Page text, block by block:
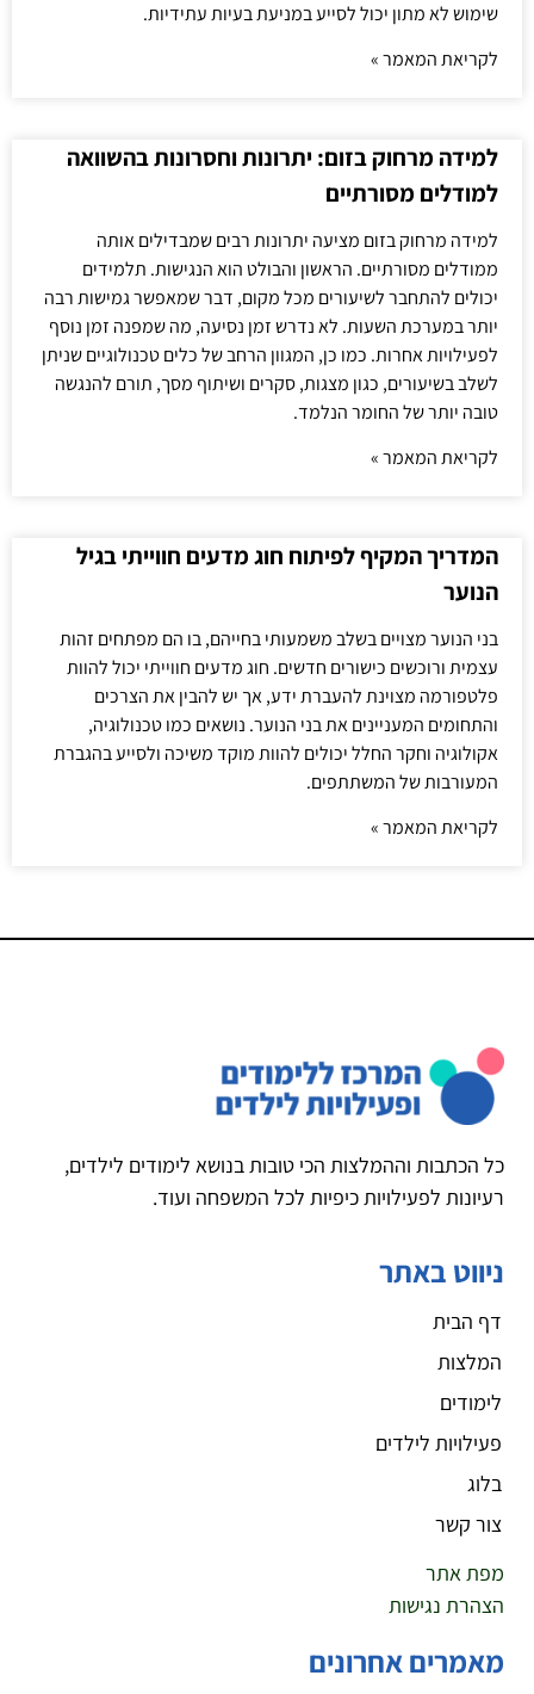
שימוש לא מתון יכול לסייע במניעת בעיות עתידיות.
לקריאת המאמר »
למידה מרחוק בזום: יתרונות וחסרונות בהשוואה
למודלים מסורתיים
למידה מרחוק בזום מציעה יתרונות רבים שמבדילים אותה
ממודלים מסורתיים. הראשון והבולט הוא הנגישות. תלמידים
יכולים להתחבר לשיעורים מכל מקום, דבר שמאפשר גמישות רבה
יותר במערכת השעות. לא נדרש זמן נסיעה, מה שמפנה זמן נוסף
לפעילויות אחרות. כמו כן, המגוון הרחב של כלים טכנולוגיים שניתן
לשלב בשיעורים, כגון מצגות, סקרים ושיתוף מסך, תורם להנגשה
טובה יותר של החומר הנלמד.
לקריאת המאמר »
המדריך המקיף לפיתוח חוג מדעים חווייתי בגיל
הנוער
בני הנוער מצויים בשלב משמעותי בחייהם, בו הם מפתחים זהות
עצמית ורוכשים כישורים חדשים. חוג מדעים חווייתי יכול להוות
פלטפורמה מצוינת להעברת ידע, אך יש להבין את הצרכים
והתחומים המעניינים את בני הנוער. נושאים כמו טכנולוגיה,
אקולוגיה וחקר החלל יכולים להוות מוקד משיכה ולסייע בהגברת
המעורבות של המשתתפים.
לקריאת המאמר »
כל הכתבות וההמלצות הכי טובות בנושא לימודים לילדים,
רעיונות לפעילויות כיפיות לכל המשפחה ועוד.
ניווט באתר
דף הבית
המלצות
לימודים
פעילויות לילדים
בלוג
צור קשר
מפת אתר
הצהרת נגישות
מאמרים אחרונים